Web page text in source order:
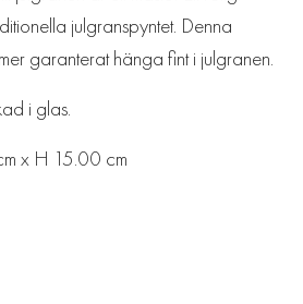
julgranspyntet. Denna
garanterat hänga fint i julgranen.
i glas.
x H 15.00 cm